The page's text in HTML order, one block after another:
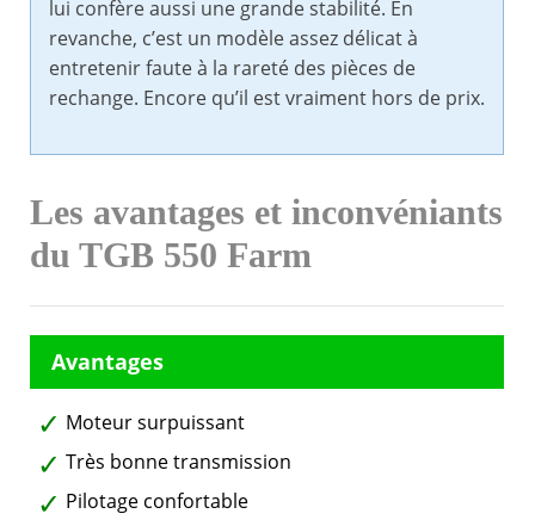
lui confère aussi une grande stabilité. En
revanche, c’est un modèle assez délicat à
entretenir faute à la rareté des pièces de
rechange. Encore qu’il est vraiment hors de prix.
Les avantages et inconvéniants
du TGB 550 Farm
Moteur surpuissant
Très bonne transmission
Pilotage confortable